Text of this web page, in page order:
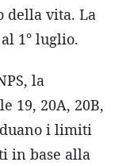
della vita. La
1° luglio.
la
19, 20A, 20B,
i limiti
in base alla